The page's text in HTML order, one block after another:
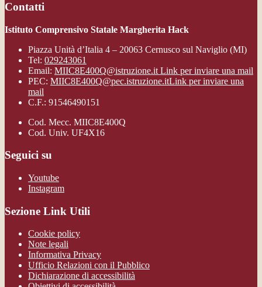
Contatti
Istituto Comprensivo Statale Margherita Hack
Piazza Unità d’Italia 4 – 20063 Cernusco sul Naviglio (MI)
Tel: 029243061
Email: MIIC8E400Q@istruzione.it Link per inviare una mail
PEC: MIIC8E400Q@pec.istruzione.itLink per inviare una
mail
C.F.: 91546490151
Cod. Mecc. MIIC8E400Q
Cod. Univ. UF4X16
Seguici su
Youtube
Instagram
Sezione Link Utili
Cookie policy
Note legali
Informativa Privacy
Ufficio Relazioni con il Pubblico
Dichiarazione di accessibilità